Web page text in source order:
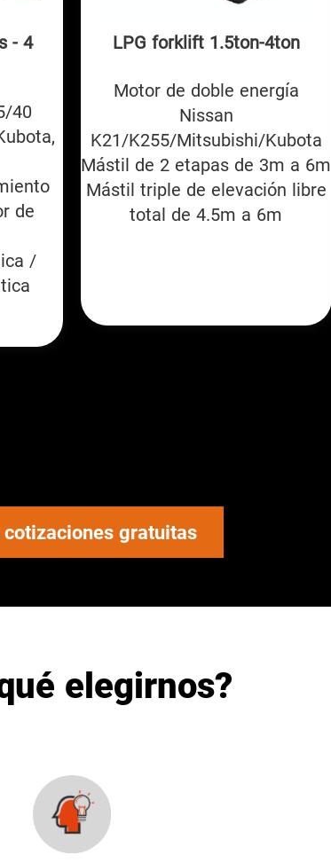
- 4
40
de
/
LPG forklift 1.5ton-4ton
Motor de doble energía
Nissan
K21/K255/Mitsubishi/Kubota
Mástil de 2 etapas de 3m a 6m
Mástil triple de elevación libre
total de 4.5m a 6m
cotizaciones gratuitas
elegirnos?